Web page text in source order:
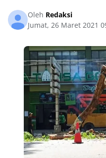
Oleh Redaksi
Jumat, 26 Maret 2021